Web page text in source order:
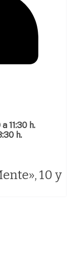
11:30 h.
h.
10 y